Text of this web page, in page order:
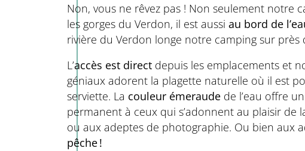
Non, vous ne rêvez pas ! Non seulement notre
les gorges du Verdon, il est aussi au bord de
rivière du Verdon longe notre camping sur près
L’accès est direct depuis les emplacements et
géniaux adorent la plagette naturelle où il est
serviette. La couleur émeraude de l’eau offre
permanent à ceux qui s’adonnent au plaisir de
ou aux adeptes de photographie. Ou bien aux
pêche !